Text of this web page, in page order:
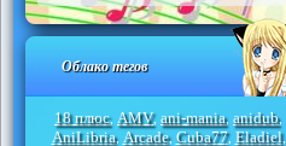
Облако тегов
18 плюс, AMV, ani-mania, anidub,
AniLibria, Arcade, Cuba77, Eladiel,